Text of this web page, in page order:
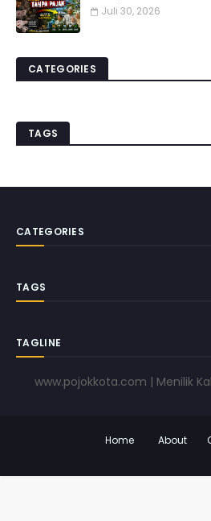
Juli 30, 2026
CATEGORIES
TAGS
CATEGORIES
TAGS
TAGLINE
www.pojokkota.com | Menilik
Home About